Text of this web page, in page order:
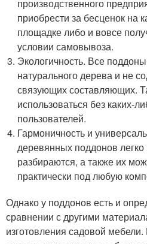
производственного
приобрести за бесценок на
площадке либо и вовсе
условии самовывоза.
Экологичность. Все
натурального дерева и не
связующих составляющих.
использоваться без каких-
пользователей.
Гармоничность и
деревянных поддонов
разбираются, а также их
практически под любую
Однако у поддонов есть и
сравнении с другими
изготовления садовой